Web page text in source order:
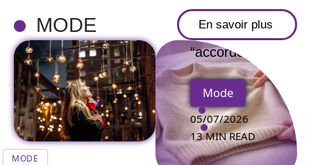
MODE En savoir plus
MODE
faire, sans
effet
“accordéon”
Mode
05/07/2026
13 MIN READ